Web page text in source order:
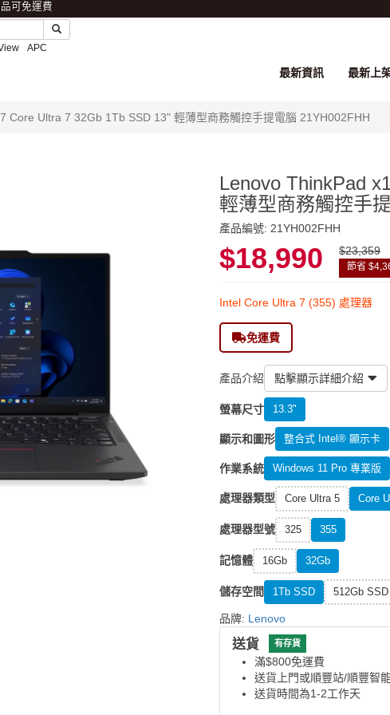
可免運費
APC
最新上
最新資訊
Core Ultra 7 32Gb 1Tb SSD 13" 輕薄型商務觸控手提電腦 21YH002FHH
Lenovo ThinkPad
輕薄型商務觸控手
產品編號: 21YH002FHH
$18,990 $23,359
節省
Intel Core Ultra 7 (355) 處理器
免運費
產品介紹 點擊顯示詳細介紹
螢幕尺寸 13.3"
顯示和圖形 整合式 Intel® 顯示卡
作業系統 Windows 11 Pro 專業版
處理器類型 Core Ultra 5 Core
處理器型號 325 355
記憶體 16Gb 32Gb
儲存空間 1Tb SSD 512Gb SSD
品牌: Lenovo
送貨 有存貨
滿$800免運費
送貨上門或順豐站/順豐智
送貨時間為1-2工作天